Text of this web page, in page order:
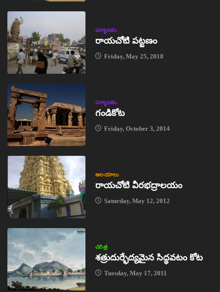
పర్యాటకం
రాయచోటి పట్టణం
Friday, May 25, 2018
పర్యాటకం
గండికోట
Friday, October 3, 2014
ఆలయాలు
రాయచోటి వీరభద్రాలయం
Saturday, May 12, 2012
చరిత్ర
శత్రుదుర్భేద్యమైన సిద్ధవటం కోట
Tuesday, May 17, 2011